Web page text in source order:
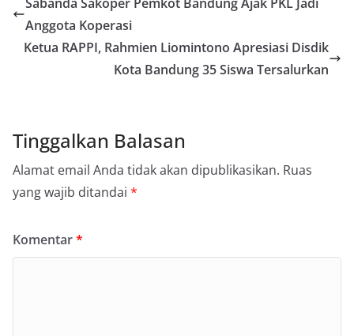
Anggota Koperasi
Ketua RAPPI, Rahmien Liomintono Apresiasi Disdik
Kota Bandung 35 Siswa Tersalurkan
Tinggalkan Balasan
Alamat email Anda tidak akan dipublikasikan. Ruas
yang wajib ditandai *
Komentar*